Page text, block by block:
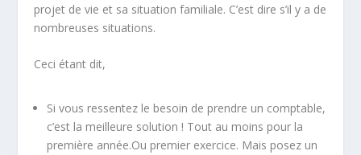
projet de vie et sa situation familiale. C’est dire s’il y a de
nombreuses situations.
Ceci étant dit,
Si vous ressentez le besoin de prendre un comptable,
c’est la meilleure solution ! Tout au moins pour la
première année.Ou premier exercice. Mais posez un